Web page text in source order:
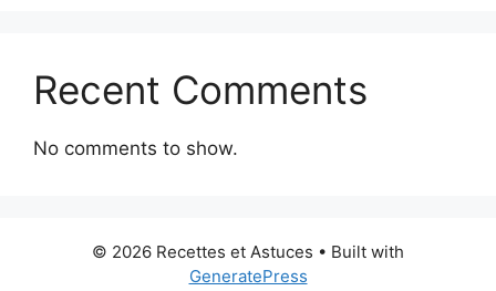
Recent Comments
No comments to show.
© 2026 Recettes et Astuces • Built with
GeneratePress